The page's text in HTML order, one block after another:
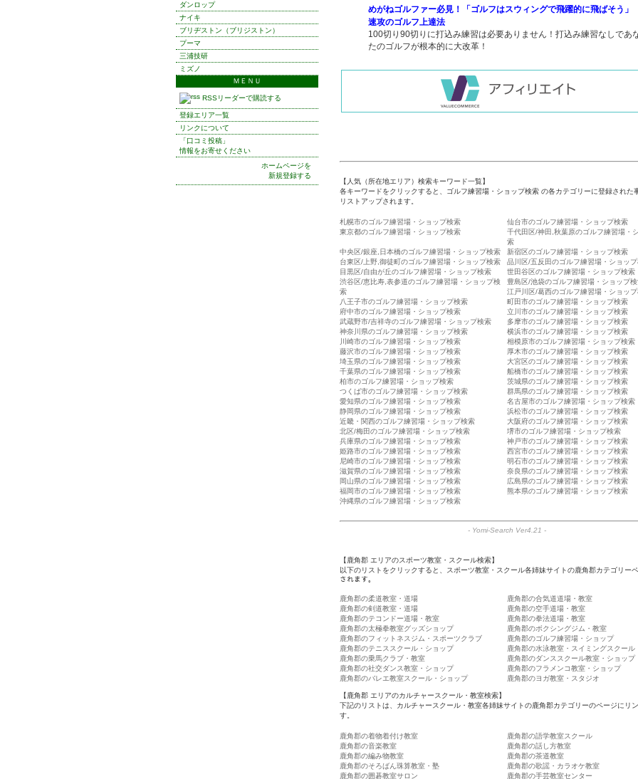
めがねゴルファー必見！「ゴルフはスウィングで飛躍的に飛ばそう」
速攻のゴルフ上達法
100切り90切りに打込み練習は必要ありません！打込み練習なしであ
たのゴルフが根本的に大改革！
【人気（所在地エリア）検索キーワード一覧】
各キーワードをクリックすると、ゴルフ練習場・ショップ検索 の各カテゴリーに登録された
リストアップされます。
札幌市のゴルフ練習場・ショップ検索
仙台市のゴルフ練習場・ショップ検索
東京都のゴルフ練習場・ショップ検索
千代田区/神田,秋葉原のゴルフ練習場・
索
中央区/銀座,日本橋のゴルフ練習場・ショップ検索
新宿区のゴルフ練習場・ショップ検索
台東区/上野,御徒町のゴルフ練習場・ショップ検索
品川区/五反田のゴルフ練習場・ショッ
目黒区/自由が丘のゴルフ練習場・ショップ検索
世田谷区のゴルフ練習場・ショップ検索
渋谷区/恵比寿,表参道のゴルフ練習場・ショップ検
索
豊島区/池袋のゴルフ練習場・ショップ
江戸川区/葛西のゴルフ練習場・ショッ
八王子市のゴルフ練習場・ショップ検索
町田市のゴルフ練習場・ショップ検索
府中市のゴルフ練習場・ショップ検索
立川市のゴルフ練習場・ショップ検索
武蔵野市/吉祥寺のゴルフ練習場・ショップ検索
多摩市のゴルフ練習場・ショップ検索
神奈川県のゴルフ練習場・ショップ検索
横浜市のゴルフ練習場・ショップ検索
川崎市のゴルフ練習場・ショップ検索
相模原市のゴルフ練習場・ショップ検索
藤沢市のゴルフ練習場・ショップ検索
厚木市のゴルフ練習場・ショップ検索
埼玉県のゴルフ練習場・ショップ検索
大宮区のゴルフ練習場・ショップ検索
千葉県のゴルフ練習場・ショップ検索
船橋市のゴルフ練習場・ショップ検索
柏市のゴルフ練習場・ショップ検索
茨城県のゴルフ練習場・ショップ検索
つくば市のゴルフ練習場・ショップ検索
群馬県のゴルフ練習場・ショップ検索
愛知県のゴルフ練習場・ショップ検索
名古屋市のゴルフ練習場・ショップ検索
静岡県のゴルフ練習場・ショップ検索
浜松市のゴルフ練習場・ショップ検索
近畿・関西のゴルフ練習場・ショップ検索
大阪府のゴルフ練習場・ショップ検索
北区/梅田のゴルフ練習場・ショップ検索
堺市のゴルフ練習場・ショップ検索
兵庫県のゴルフ練習場・ショップ検索
神戸市のゴルフ練習場・ショップ検索
姫路市のゴルフ練習場・ショップ検索
西宮市のゴルフ練習場・ショップ検索
尼崎市のゴルフ練習場・ショップ検索
明石市のゴルフ練習場・ショップ検索
滋賀県のゴルフ練習場・ショップ検索
奈良県のゴルフ練習場・ショップ検索
岡山県のゴルフ練習場・ショップ検索
広島県のゴルフ練習場・ショップ検索
福岡市のゴルフ練習場・ショップ検索
熊本県のゴルフ練習場・ショップ検索
沖縄県のゴルフ練習場・ショップ検索
- Yomi-Search Ver4.21 -
【鹿角郡 エリアのスポーツ教室・スクール検索】
以下のリストをクリックすると、スポーツ教室・スクール各姉妹サイトの鹿角郡カテゴリー
されます。
鹿角郡の柔道教室・道場
鹿角郡の合気道道場・教室
鹿角郡の剣道教室・道場
鹿角郡の空手道場・教室
鹿角郡のテコンドー道場・教室
鹿角郡の拳法道場・教室
鹿角郡の太極拳教室グッズショップ
鹿角郡のボクシングジム・教室
鹿角郡のフィットネスジム・スポーツクラブ
鹿角郡のゴルフ練習場・ショップ
鹿角郡のテニススクール・ショップ
鹿角郡の水泳教室・スイミングスクール
鹿角郡の乗馬クラブ・教室
鹿角郡のダンススクール教室・ショップ
鹿角郡の社交ダンス教室・ショップ
鹿角郡のフラメンコ教室・ショップ
鹿角郡のバレエ教室スクール・ショップ
鹿角郡のヨガ教室・スタジオ
【鹿角郡 エリアのカルチャースクール・教室検索】
下記のリストは、カルチャースクール・教室各姉妹サイトの鹿角郡カテゴリーのページにリ
す。
鹿角郡の着物着付け教室
鹿角郡の語学教室スクール
鹿角郡の音楽教室
鹿角郡の話し方教室
鹿角郡の編み物教室
鹿角郡の茶道教室
鹿角郡のそろばん珠算教室・塾
鹿角郡の歌謡・カラオケ教室
鹿角郡の囲碁教室サロン
鹿角郡の手芸教室センター
ダンロップ
ナイキ
ブリヂストン（ブリジストン）
プーマ
三浦技研
ミズノ
ＭＥＮＵ
RSSリーダーで購読する
登録エリア一覧
リンクについて
「口コミ投稿」
情報をお寄せください
ホームページを
新規登録する